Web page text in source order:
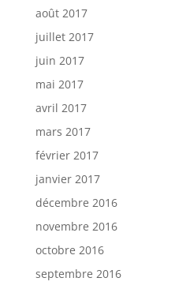
août 2017
juillet 2017
juin 2017
mai 2017
avril 2017
mars 2017
février 2017
janvier 2017
décembre 2016
novembre 2016
octobre 2016
septembre 2016